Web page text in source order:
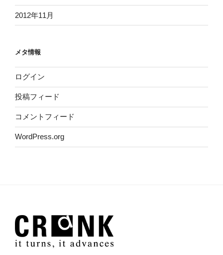
2012年11月
メタ情報
ログイン
投稿フィード
コメントフィード
WordPress.org